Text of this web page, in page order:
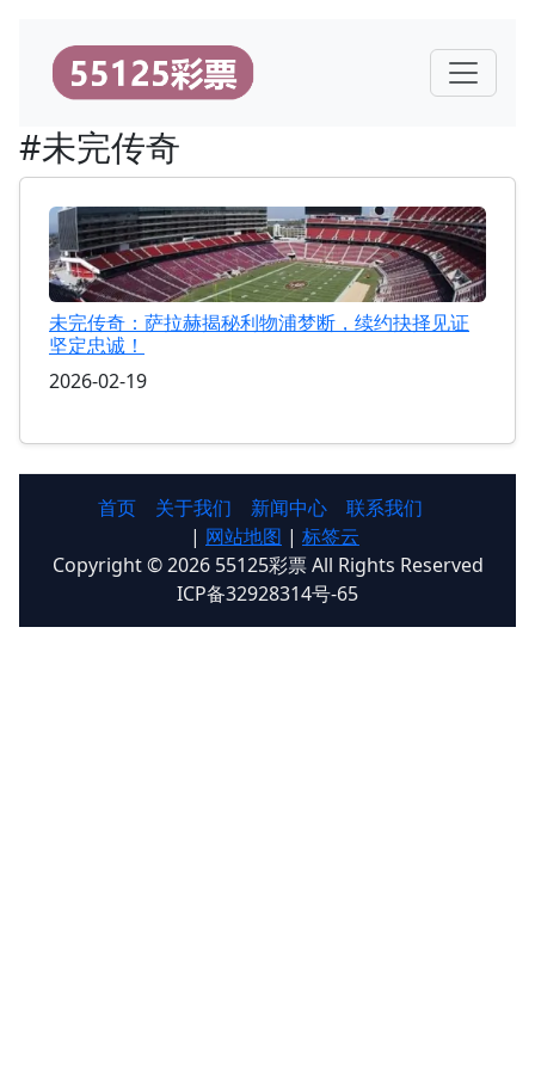
#未完传奇
未完传奇：萨拉赫揭秘利物浦梦断，续约抉择见证
坚定忠诚！
2026-02-19
首页 关于我们 新闻中心
联系我们
| 网站地图 | 标签云
Copyright © 2026 55125彩票 All Rights Reserved
ICP备32928314号-65